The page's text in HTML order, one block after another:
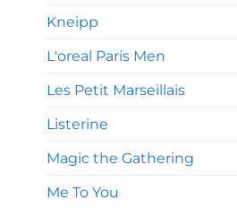
Kneipp
L'oreal Paris Men
Les Petit Marseillais
Listerine
Magic the Gathering
Me To You